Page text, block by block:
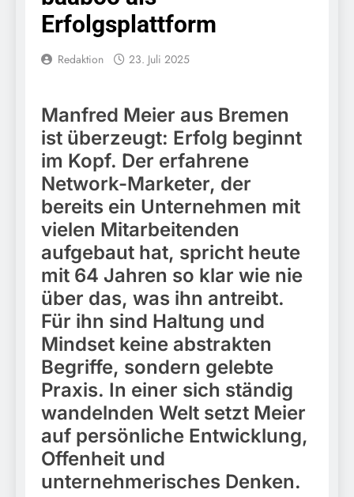
Knopfdruck / Schnelle
Festnahme nach
sexueller Belästigung
Bundespolizeidirektion
kontrolliert
7. August 2026
festgenommen als die
Reise nach Ungarn
beendet / Bundespolizei
nimmt einen gesuchten
Ungarn mit
Auslieferungshaftbefehl
fest
6. August 2026
Bundespolizeidirektion
München: Ausgesetzte
Katze am Bahnhof
Bamberg aufgefunden –
Tierheim übernimmt
Fundtier
6. August 2026
HZA-R: Zoll deckt auf:
Schrotthändler
erschleicht rund 45.000
Euro Sozialleistungen
Ermittlungen der
Finanzkontrolle
Schwarzarbeit führen zu
rechtskräftiger
Verurteilung wegen
Betrugs
6. August 2026
Bundespolizeidirektion
München: Europaweit
gesuchtes Mitglied einer
kriminellen Vereinigung
geht ins Netz –
Bundespolizei vollstreckt
europäischen
Auslieferungshaftbefehl
6. August 2026
Bundespolizeidirektion
München: Update zu den
Einsatzmaßnahmen der
Bundespolizei in
Saarbrücken
5. August 2026
Bundespolizeidirektion
München:
Beinahekollision an
Bahnübergang in Aubing
/ Bundespolizei ermittelt
wegen gefährlichen
Eingriffs in den
Bahnverkehr
5. August 2026
Erfolgsplattform
Redaktion 23. Juli 2025
Manfred Meier aus Bremen
ist überzeugt: Erfolg beginnt
im Kopf. Der erfahrene
Network-Marketer, der
bereits ein Unternehmen mit
vielen Mitarbeitenden
aufgebaut hat, spricht heute
mit 64 Jahren so klar wie nie
über das, was ihn antreibt.
Für ihn sind Haltung und
Mindset keine abstrakten
Begriffe, sondern gelebte
Praxis. In einer sich ständig
wandelnden Welt setzt Meier
auf persönliche Entwicklung,
Offenheit und
unternehmerisches Denken.